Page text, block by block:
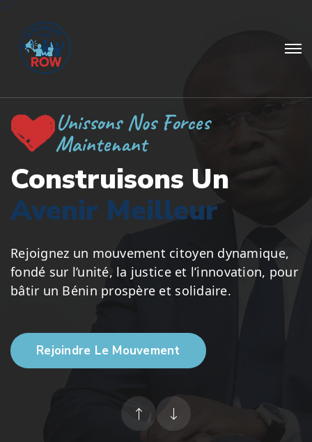
Unissons Nos Forces
Maintenant
Construisons Un
Avenir Meilleur
la justice et l’innovation, pour
bâtir un Bénin prospère et solidaire.
Rejoindre Le Mouvement